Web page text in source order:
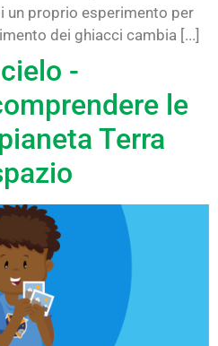
un proprio esperimento per
dei ghiacci cambia [...]
-
le
Terra